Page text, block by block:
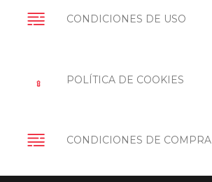
CONDICIONES DE USO
POLÍTICA DE COOKIES
CONDICIONES DE COMPRA